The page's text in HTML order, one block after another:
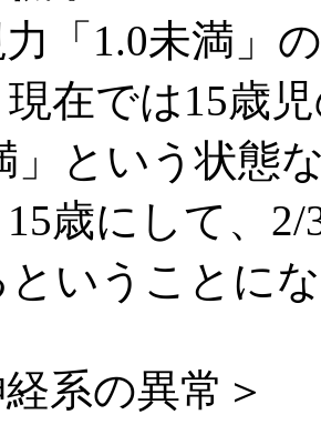
「1.0未満」
現在では15歳
」という状態
歳にして、
ということに
系の異常＞